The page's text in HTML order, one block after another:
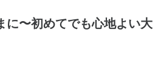
に〜初めてでも心地よい大